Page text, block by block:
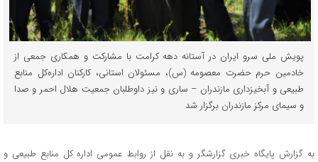
پویش ملی سرو ایران در آستانه دهه کرامت با مشارکت و همکاری جمعی از
خادمین حرم حضرت معصومه (س)، مسئولان استانی، کارکنان اداره‌کل منابع
طبیعی و آبخیزداری مازندران – ساری و نیز داوطلبان جمعیت هلال احمر و صدا
و سیمای مرکز مازندران برگزار شد
به گزارش پایگاه خبری گزارشگر و به نقل از روابط عمومی اداره کل منابع طبیعی و